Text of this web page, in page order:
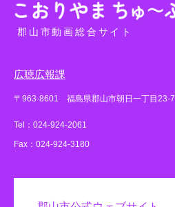
郡山市動画総合サイト
広聴広報課
〒963-8601 福島県郡山市朝日一丁目23-7
Tel：024-924-2061
Fax：024-924-3180